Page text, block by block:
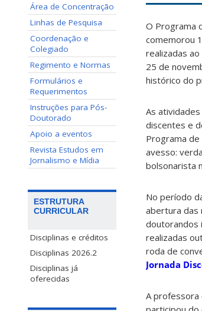
Área de Concentração
Linhas de Pesquisa
Coordenação e
Colegiado
Regimento e Normas
Formulários e
Requerimentos
Instruções para Pós-
Doutorado
Apoio a eventos
Revista Estudos em
Jornalismo e Mídia
ESTRUTURA
CURRICULAR
Disciplinas e créditos
Disciplinas 2026.2
Disciplinas já
oferecidas
O Programa
comemorou
realizadas
25 de
histórico do
As
discentes e
Programa de
avesso:
bolsonarista
No período
abertura das
doutorandos
realizadas
roda de
Jornada
A professora